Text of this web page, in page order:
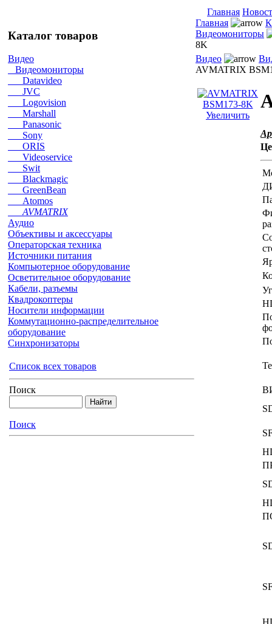
Главная
Каталог товаров
Видео
Видеомониторы
Datavideo
JVC
Logovision
Marshall
Panasonic
Sony
ORIS
Videoservice
Swit
Blackmagic
GreenBean
Atomos
AVMATRIX
Аудио
Объективы и аксессуары
Операторская техника
Источники питания
Компьютерное оборудование
Осветительное оборудование
Кабели, разъемы
Квадрокоптеры
Носители информации
Коммутационно-распределительное
оборудование
Синхронизаторы
Список всех товаров
Поиск
Поиск
Главная
Видеомониторы
8K
Видео
AVMATRIX
Увеличить